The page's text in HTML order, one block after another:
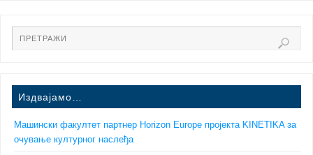
Издвајамо…
Машински факултет партнер Horizon Europe пројекта KINETIKA за
очување културног наслеђа